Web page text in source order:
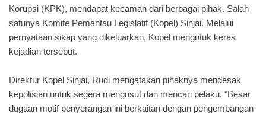
Korupsi (KPK), mendapat kecaman dari berbagai pihak. Salah
satunya Komite Pemantau Legislatif (Kopel) Sinjai. Melalui
pernyataan sikap yang dikeluarkan, Kopel mengutuk keras
kejadian tersebut.
Direktur Kopel Sinjai, Rudi mengatakan pihaknya mendesak
kepolisian untuk segera mengusut dan mencari pelaku. "Besar
dugaan motif penyerangan ini berkaitan dengan pengembangan